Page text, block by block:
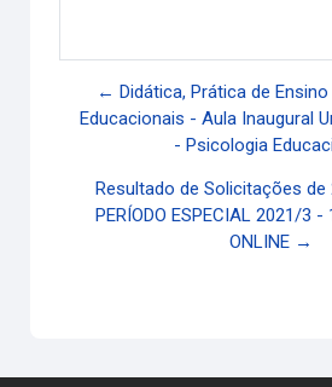
← Didática, Prática de
Educacionais - Aula Inaugural
- Psicologia
Resultado de Solicitações de
PERÍODO ESPECIAL 2021/3 -
ONLINE →